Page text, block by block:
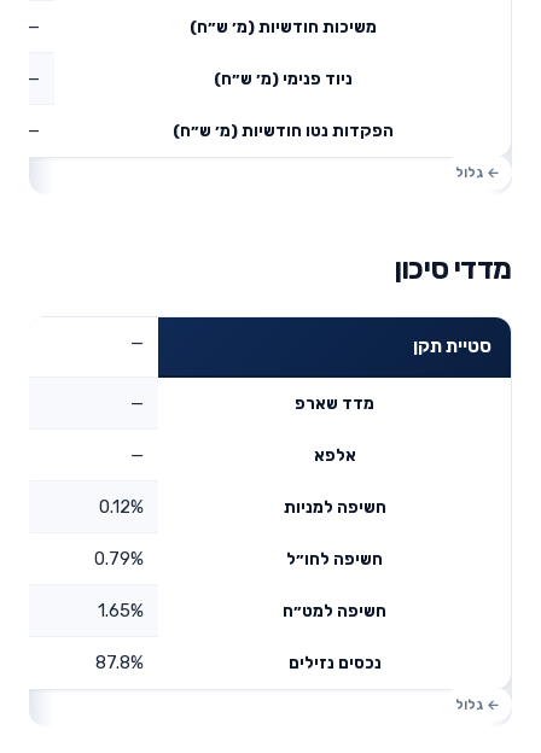
משיכות חודשיות (מ׳ ש״ח) —
ניוד פנימי (מ׳ ש״ח) —
הפקדות נטו חודשיות (מ׳ ש״ח) —
מדדי סיכון
סטיית תקן —
מדד שארפ —
אלפא —
חשיפה למניות 0.12%
חשיפה לחו״ל 0.79%
חשיפה למט״ח 1.65%
נכסים נזילים 87.8%